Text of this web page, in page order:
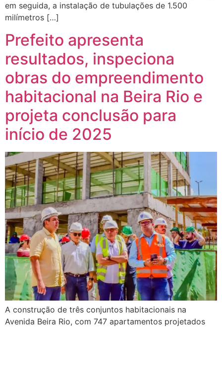
em seguida, a instalação de tubulações de 1.500
milímetros […]
Prefeito apresenta
resultados, inspeciona
obras do empreendimento
habitacional na Beira Rio e
projeta conclusão para
início de 2025
A construção de três conjuntos habitacionais na
Avenida Beira Rio, com 747 apartamentos projetados